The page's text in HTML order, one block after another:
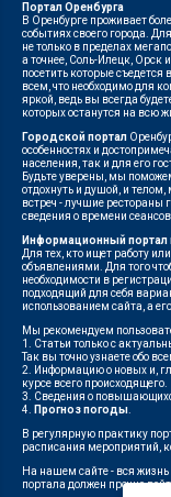
Портал Оренбурга
В Оренбурге проживает
событиях своего города.
не только в пределах
а точнее, Соль-Илецк, Орск
посетить которые
всем, что необходимо для
яркой, ведь вы всегда
которых останутся на всю
Городской портал
особенностях и
населения, так и для его
Будьте уверены, мы
отдохнуть и душой, и
встреч - лучшие рестораны
сведения о времени
Информационный портал
Для тех, кто ищет работу
объявлениями. Для того
необходимости в
подходящий для себя
использованием сайта, а
Мы рекомендуем
1. Статьи только с
Так вы точно узнаете обо
2. Информацию о новых и,
курсе всего происходящего.
3. Сведения о
4. Прогноз погоды.
В регулярную практику
расписания мероприятий,
На нашем сайте - вся жизнь
портала должен прочно